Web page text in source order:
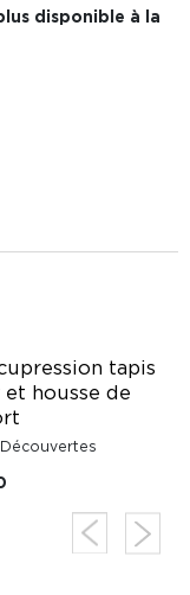
disponible à la
tapis
housse de